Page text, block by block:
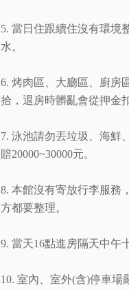
5. 當日住跟續住沒有環境
水。
6. 烤肉區、大廳區、廚房
拾，退房時髒亂會從押金
7. 泳池請勿丟垃圾、海鮮
賠20000~30000元。
8. 本館沒有寄放行李服務
方都要整理。
9. 當天16點進房隔天中午
10. 室內、室外(含)停車場